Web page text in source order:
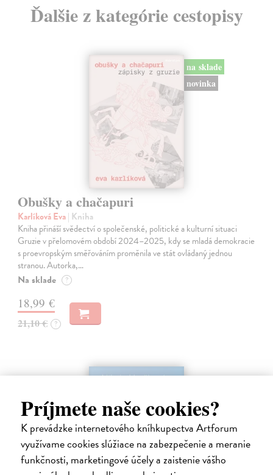
Príjmete naše cookies?
K prevádzke internetového kníhkupectva Artforum
využívame cookies slúžiace na zabezpečenie a meranie
funkčnosti, marketingové účely a zaistenie vášho
Ďalšie z kategórie cestopisy
na sklade
novinka
Obušky a chačapuri
Karlíková Eva| Kniha
Kniha přináší svědectví o společenské, politické a kulturní situaci
Gruzie v přelomovém období 2024–2025, kdy se mladá demokracie
s proevropským směřováním proměnila ve stát ovládaný jednou
stranou. Autorka,…
Na sklade ?
18,99 €
21,10 € ?